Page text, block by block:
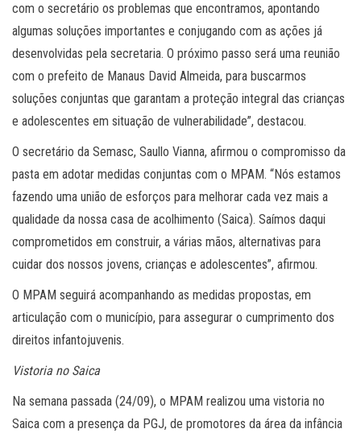
com o secretário os problemas que encontramos, apontando
algumas soluções importantes e conjugando com as ações já
desenvolvidas pela secretaria. O próximo passo será uma reunião
com o prefeito de Manaus David Almeida, para buscarmos
soluções conjuntas que garantam a proteção integral das crianças
e adolescentes em situação de vulnerabilidade”, destacou.
O secretário da Semasc, Saullo Vianna, afirmou o compromisso da
pasta em adotar medidas conjuntas com o MPAM. “Nós estamos
fazendo uma união de esforços para melhorar cada vez mais a
qualidade da nossa casa de acolhimento (Saica). Saímos daqui
comprometidos em construir, a várias mãos, alternativas para
cuidar dos nossos jovens, crianças e adolescentes”, afirmou.
O MPAM seguirá acompanhando as medidas propostas, em
articulação com o município, para assegurar o cumprimento dos
direitos infantojuvenis.
Vistoria no Saica
Na semana passada (24/09), o MPAM realizou uma vistoria no
Saica com a presença da PGJ, de promotores da área da infância